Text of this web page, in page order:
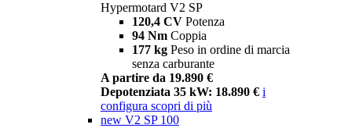
Hypermotard V2 SP
120,4 CV Potenza
94 Nm Coppia
177 kg Peso in ordine di marcia
senza carburante
A partire da 19.890 €
Depotenziata 35 kW: 18.890 € i
configura scopri di più
new V2 SP 100